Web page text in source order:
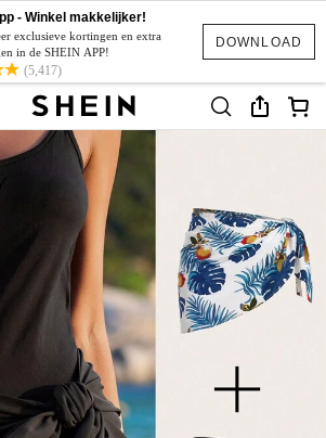
DOWNLOAD
- Winkel makkelijker!
exclusieve kortingen en extra
in de SHEIN APP!
(5,417)